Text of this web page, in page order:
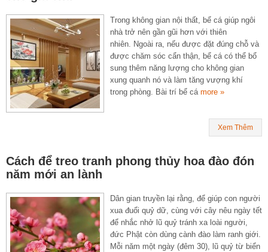
Trong không gian nội thất, bể cá giúp ngôi
nhà trở nên gần gũi hơn với thiên
nhiên. Ngoài ra, nếu được đặt đúng chỗ và
được chăm sóc cẩn thận, bể cá có thể bổ
sung thêm năng lượng cho không gian
xung quanh nó và làm tăng vượng khí
trong phòng. Bài trí bể cá more »
Xem Thêm
Cách để treo tranh phong thủy hoa đào đón
năm mới an lành
Dân gian truyền lại rằng, để giúp con người
xua đuổi quỷ dữ, cùng với cây nêu ngày tết
để nhắc nhở lũ quỷ tránh xa loài người,
đức Phật còn dùng cành đào làm ranh giới.
Mỗi năm một ngày (đêm 30), lũ quỷ từ biển